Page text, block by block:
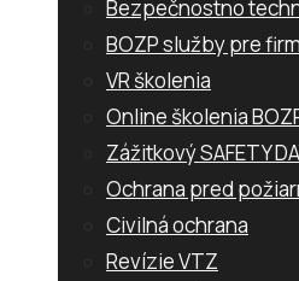
Bezpečnostno
BOZP služby pre
VR školenia
Online školenia
Zážitkový SAFETY
Ochrana pred
Civilná ochrana
Revízie VTZ